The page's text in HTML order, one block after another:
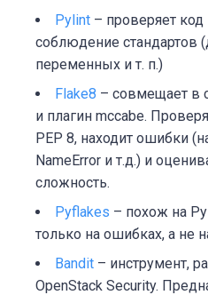
Pylint – проверяет
соблюдение стандартов
переменных и т. п.)
Flake8 – совмещает в
и плагин mccabe.
PEP 8, находит ошибки
NameError и т.д.) и
сложность.
Pyflakes – похож на
только на ошибках, а не
Bandit – инструмент,
OpenStack Security.